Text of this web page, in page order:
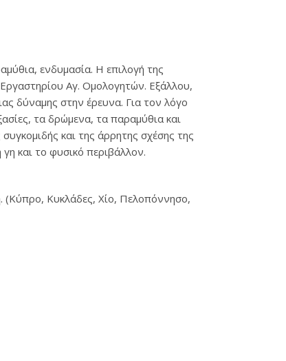
ενδυμασία. Η επιλογή της
Αγ. Ομολογητών. Εξάλλου,
δύναμης στην έρευνα. Για τον λόγο
τα δρώμενα, τα παραμύθια και
και της άρρητης σχέσης της
και το φυσικό περιβάλλον.
(Κύπρο, Κυκλάδες, Χίο, Πελοπόννησο,